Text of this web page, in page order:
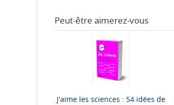
Peut-être aimerez-vous
J'aime les sciences : 54 idées de